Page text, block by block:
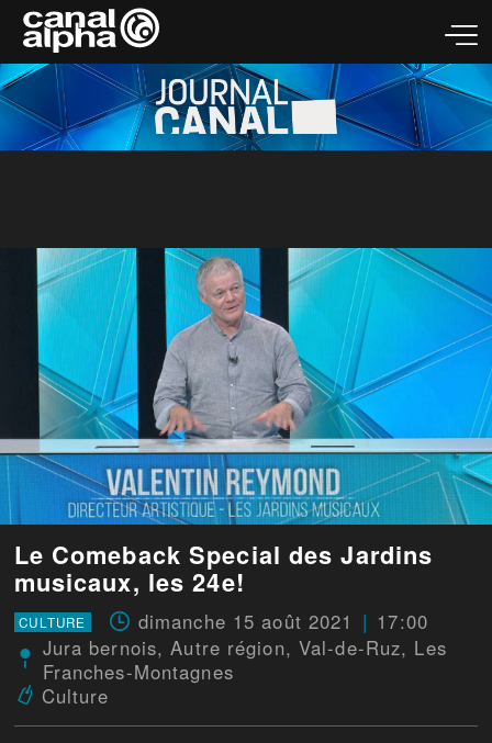
Le Comeback Special des Jardins
musicaux, les 24e!
CULTURE dimanche 15 août 2021
17:00
Jura bernois, Autre région, Val-de-Ruz, Les
Franches-Montagnes
Culture